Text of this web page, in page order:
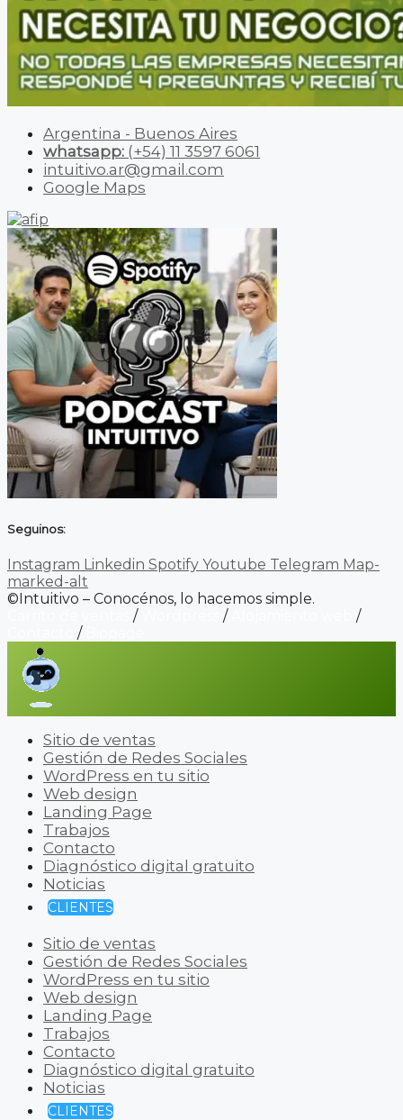
Argentina - Buenos Aires
whatsapp: (+54) 11 3597 6061
intuitivo.ar@gmail.com
Google Maps
Seguinos:
Instagram Linkedin Spotify Youtube Telegram Map-
marked-alt
©Intuitivo – Conocénos, lo hacemos simple.
/ /
/
/
Sitio de ventas
Gestión de Redes Sociales
WordPress en tu sitio
Web design
Landing Page
Trabajos
Contacto
Diagnóstico digital gratuito
Noticias
CLIENTES
Sitio de ventas
Gestión de Redes Sociales
WordPress en tu sitio
Web design
Landing Page
Trabajos
Contacto
Diagnóstico digital gratuito
Noticias
CLIENTES